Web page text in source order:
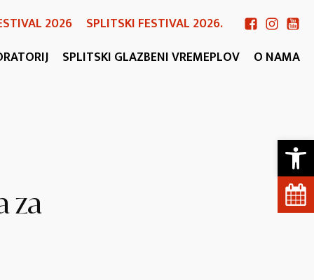
2026
SPLITSKI FESTIVAL 2026.
SPLITSKI GLAZBENI VREMEPLOV O NAMA
za